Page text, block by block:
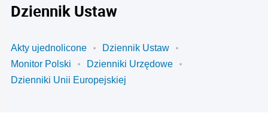
Dziennik Ustaw
Akty ujednolicone
Dziennik Ustaw
Monitor Polski
Dzienniki Urzędowe
Dzienniki Unii Europejskiej